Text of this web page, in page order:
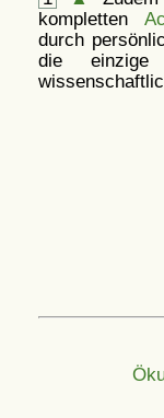
kompletten
durch
die einzige